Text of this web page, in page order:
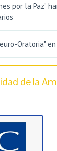
por la Paz”
Oratoria"
de la